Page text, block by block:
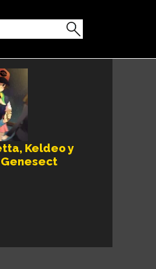
Keldeo y
Genesect